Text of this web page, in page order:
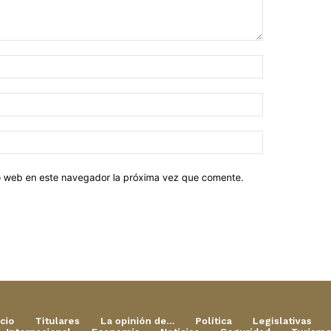
en este navegador la próxima vez que comente.
Titulares La opinión de… Política Legislativas